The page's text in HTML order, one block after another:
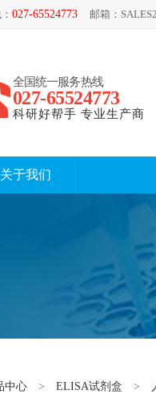
邮箱：
027-65524773
全国统一服务热线
027-65524773
科研好帮手 专业生产商
关于我们
中心 > ELISA试剂盒 >